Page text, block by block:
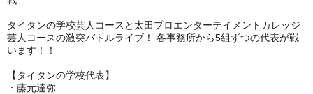
タイタンの学校芸人コースと太田プロエンターテイメントカレッジ
芸人コースの激突バトルライブ！ 各事務所から5組ずつの代表が戦
います！！
【タイタンの学校代表】
・藤元達弥